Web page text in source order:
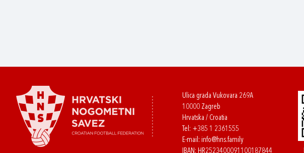
Ulica grada Vukovara 269A
10000 Zagreb
Hrvatska / Croatia
Tel: +385 1 2361555
E-mail: info@hns.family
IBAN: HR2523400091100187844